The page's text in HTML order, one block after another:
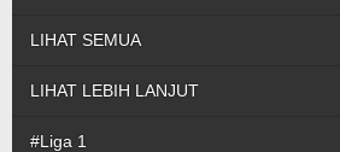
LIHAT SEMUA
LIHAT LEBIH LANJUT
#Liga 1